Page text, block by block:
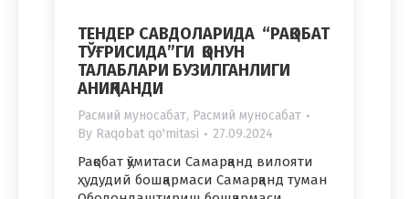
ТЕНДЕР САВДОЛАРИДА “РАҚОБАТ
ТЎҒРИСИДА”ГИ ҚОНУН
ТАЛАБЛАРИ БУЗИЛГАНЛИГИ
АНИҚЛАНДИ
Расмий муносабат, Расмий муносабат
By Raqobat qo'mitasi 27.09.2024
Рақобат қўмитаси Самарқанд вилояти
ҳудудий бошқармаси Самарқанд туман